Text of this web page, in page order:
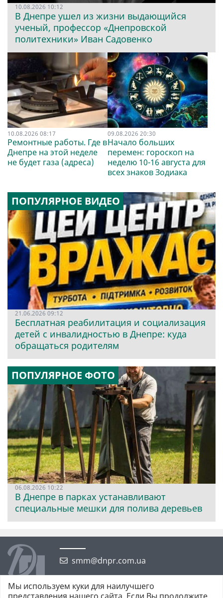
10.08.2026 10:12
В Днепре ушел из жизни выдающийся
ученый, профессор «Днепровской
политехники» Иван Садовенко
10.08.2026 08:17
Ремонтные работы. Где в
Днепре на этой неделе
не будет газа (адреса)
09.08.2026 20:30
Начало больших
перемен: гороскоп на
неделю 10-16 августа для
всех знаков Зодиака
ПОПУЛЯРНОЕ ВИДЕО
21.06.2026 09:12
Бесплатная реабилитация и социализация
детей с инвалидностью в Днепре: куда
обращаться родителям
ПОПУЛЯРНОЕ ФОТО
06.08.2026 10:22
В Днепре в парках устанавливают
специальные мешки для полива деревьев
smm@dnpr.com.ua
Мы используем куки для наилучшего